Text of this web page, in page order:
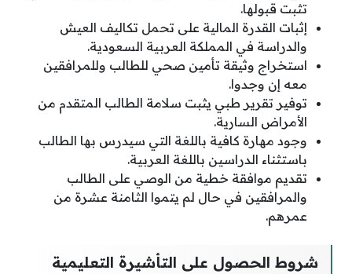
تثبت قبولها.
إثبات القدرة المالية على تحمل تكاليف العيش
والدراسة في المملكة العربية السعودية.
استخراج وثيقة تأمين صحي للطالب وللمرافقين
معه إن وجدوا.
توفير تقرير طبي يثبت سلامة الطالب المتقدم من
الأمراض السارية.
وجود مهارة كافية باللغة التي سيدرس بها الطالب
باستثناء الدراسين باللغة العربية.
تقديم موافقة خطية من الوصي على الطالب
والمرافقين في حال لم يتموا الثامنة عشرة من
عمرهم.
شروط الحصول على التأشيرة التعليمية